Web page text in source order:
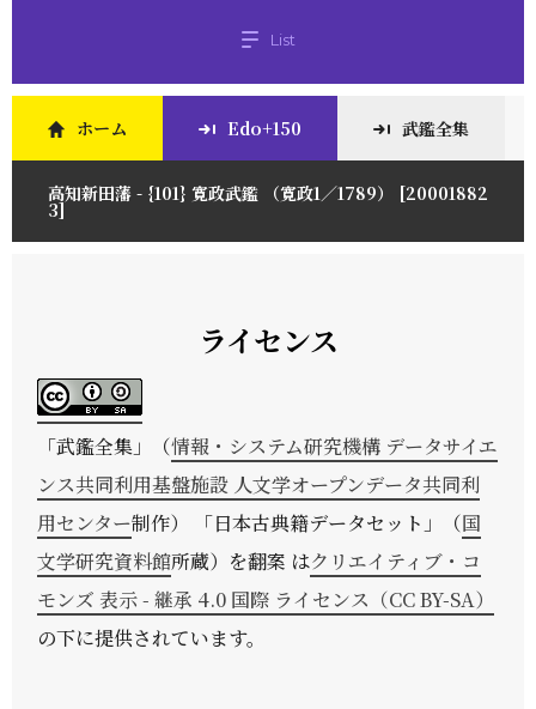
List
ホーム Edo+150 武鑑全集
高知新田藩 - {101} 寛政武鑑 （寛政1／1789） [20001882
3]
ライセンス
「武鑑全集 」（情報・システム研究機構 データサイエ
ンス共同利用基盤施設 人文学オープンデータ共同利
用センター制作） 「日本古典籍データセット」（国
文学研究資料館所蔵）を翻案 はクリエイティブ・コ
モンズ 表示 - 継承 4.0 国際 ライセンス（CC BY-SA）
の下に提供されています。